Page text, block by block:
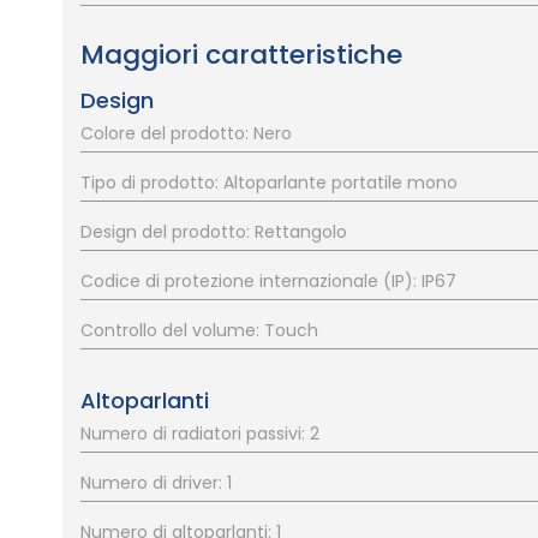
Maggiori caratteristiche
Design
Colore del prodotto: Nero
Tipo di prodotto: Altoparlante portatile mono
Design del prodotto: Rettangolo
Codice di protezione internazionale (IP): IP67
Controllo del volume: Touch
Altoparlanti
Numero di radiatori passivi: 2
Numero di driver: 1
Numero di altoparlanti: 1